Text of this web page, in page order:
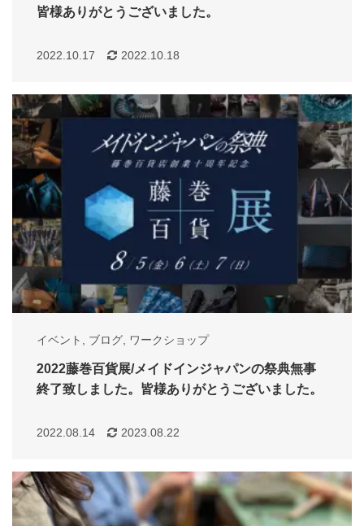
皆様ありがとうございました。
2022.10.17 2022.10.18
イベント , ブログ, ワークショップ
2022藤巻百貨展/メイドインジャパンの祭典無事
終了致しました。皆様ありがとうございました。
2022.08.14 2023.08.22